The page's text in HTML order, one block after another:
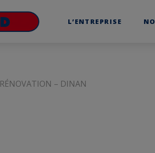
L’ENTREPRISE
RÉNOVATION – DINAN